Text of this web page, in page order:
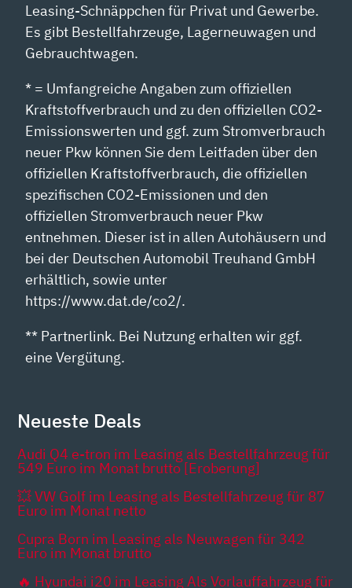
Leasing-Schnäppchen für Privat und Gewerbe.
Es gibt Bestellfahrzeuge, Lagerneuwagen und
Gebrauchtwagen.
* = Umfangreiche Angaben zum offiziellen
Kraftstoffverbrauch und zu den offiziellen CO2-
Emissionswerten und ggf. zum Stromverbrauch
neuer Pkw können Sie dem Leitfaden über den
offiziellen Kraftstoffverbrauch, die offiziellen
spezifischen CO2-Emissionen und den
offiziellen Stromverbrauch neuer Pkw
entnehmen. Dieser ist in allen Autohäusern und
bei der Deutschen Automobil Treuhand GmbH
erhältlich, sowie unter
https://www.dat.de/co2/.
** Partnerlink. Bei Nutzung erhalten wir ggf.
eine Vergütung.
Neueste Deals
Audi Q4 e-tron im Leasing als Bestellfahrzeug für
549 Euro im Monat brutto [Eroberung]
💥 VW Golf im Leasing als Bestellfahrzeug für 87
Euro im Monat netto
Cupra Born im Leasing als Neuwagen für 342
Euro im Monat brutto
🔥 Hyundai i20 im Leasing Als Vorlauffahrzeug für